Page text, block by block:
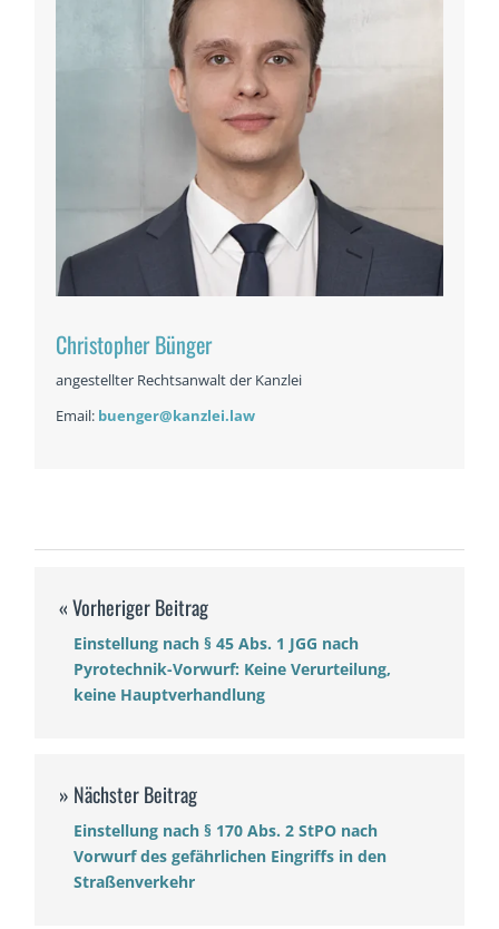
Christopher Bünger
angestellter Rechtsanwalt der Kanzlei
Email: buenger@kanzlei.law
Einstellung nach § 45 Abs. 1 JGG nach
Pyrotechnik-Vorwurf: Keine Verurteilung,
keine Hauptverhandlung
Einstellung nach § 170 Abs. 2 StPO nach
Vorwurf des gefährlichen Eingriffs in den
Straßenverkehr